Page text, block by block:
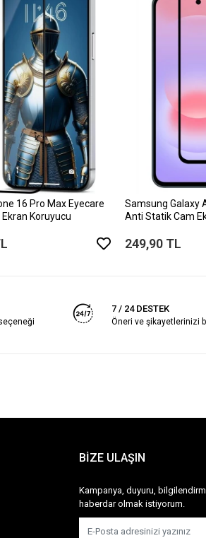
16 Pro Max Eyecare
Ekran Koruyucu
Samsung Galaxy
Anti Statik Cam
249,90 TL
7 / 24 DESTEK
Öneri ve şikayetlerinizi
BİZE ULAŞIN
Kampanya, duyuru,
haberdar olmak istiyorum.